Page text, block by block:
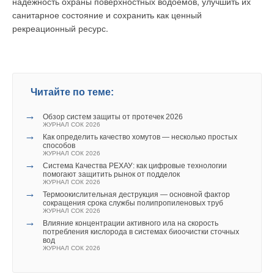
санитарное состояние и сохранить как ценный
рекреационный ресурс.
Читайте по теме:
→ Обзор систем защиты от протечек 2026
ЖУРНАЛ СОК 2026
→
Как определить качество хомутов — несколько простых
способов
ЖУРНАЛ СОК 2026
→
Система Качества РЕХАУ: как цифровые технологии
помогают защитить рынок от подделок
ЖУРНАЛ СОК 2026
→
Термоокислительная деструкция — основной фактор
сокращения срока службы полипропиленовых труб
ЖУРНАЛ СОК 2026
→
Влияние концентрации активного ила на скорость
потребления кислорода в системах биоочистки сточных
вод
ЖУРНАЛ СОК 2026
реального единства измерений.
Примечание.Опыт эксплуатации эталонных СИ
словами, всегда существует вероятность неучета
могут привести к грубым промахам при проведении
измерений эталонными СИ. Вот почему основным
критерием отсутствия грубых промахов является
процедура их сличения. В подтверждение сказанному
можно привести примеры, когда на Установках с
пределом относительной погрешности ±0,1 % получают
разницу в результатах измерений при поверке одного и
того же счетчика воды в пределах ±5 %.
Реализация второго предложения позволит:
Внедрить эффективную систему надзора за метрологическими